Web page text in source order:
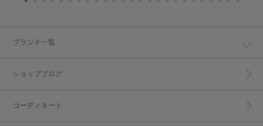
ブランド一覧
ショップブログ
コーディネート